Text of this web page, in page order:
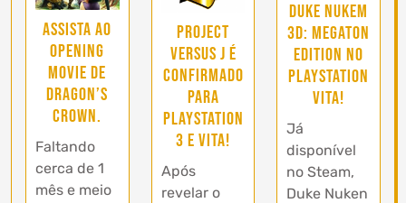
Assista ao
Opening
Movie de
Dragon’s
Crown.
Faltando
cerca de 1
mês e meio
Project
Versus J é
confirmado
para
Playstation
3 e Vita!
Após
revelar o
Duke Nukem
3D: Megaton
Edition no
Playstation
Vita!
Já
disponível
no Steam,
Duke Nuken